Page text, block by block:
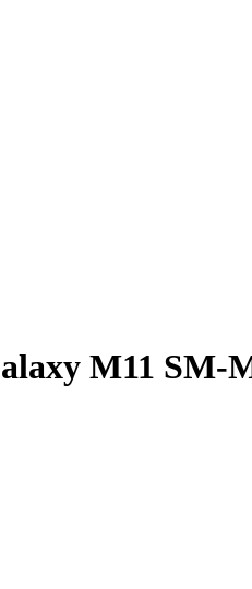
M11 SM-